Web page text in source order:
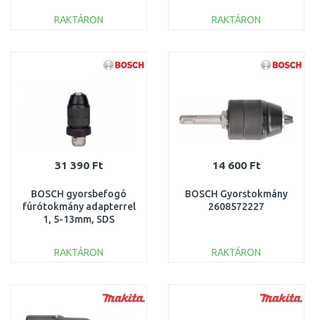
fúrókalapácshoz
RAKTÁRON
Összehasonlítás
RAKTÁRON
Összehasonlítás
31 390 Ft
BOSCH gyorsbefogó
fúrótokmány adapterrel
1, 5-13mm, SDS
RAKTÁRON
Összehasonlítás
14 600 Ft
BOSCH Gyorstokmány
2608572227
RAKTÁRON
Összehasonlítás